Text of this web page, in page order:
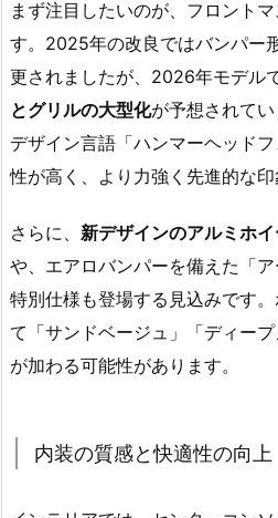
まず注目したいのが、フロント
す。2025年の改良ではバンパー
更されましたが、2026年モデル
とグリルの大型化が予想されて
デザイン言語「ハンマーヘッド
性が高く、より力強く先進的な印
さらに、 新デザインのアルミホ
や、エアロバンパーを備えた「
特別仕様も登場する見込みです
て「サンドベージュ」「ディー
が加わる可能性があります。
内装の質感と快適性の向上